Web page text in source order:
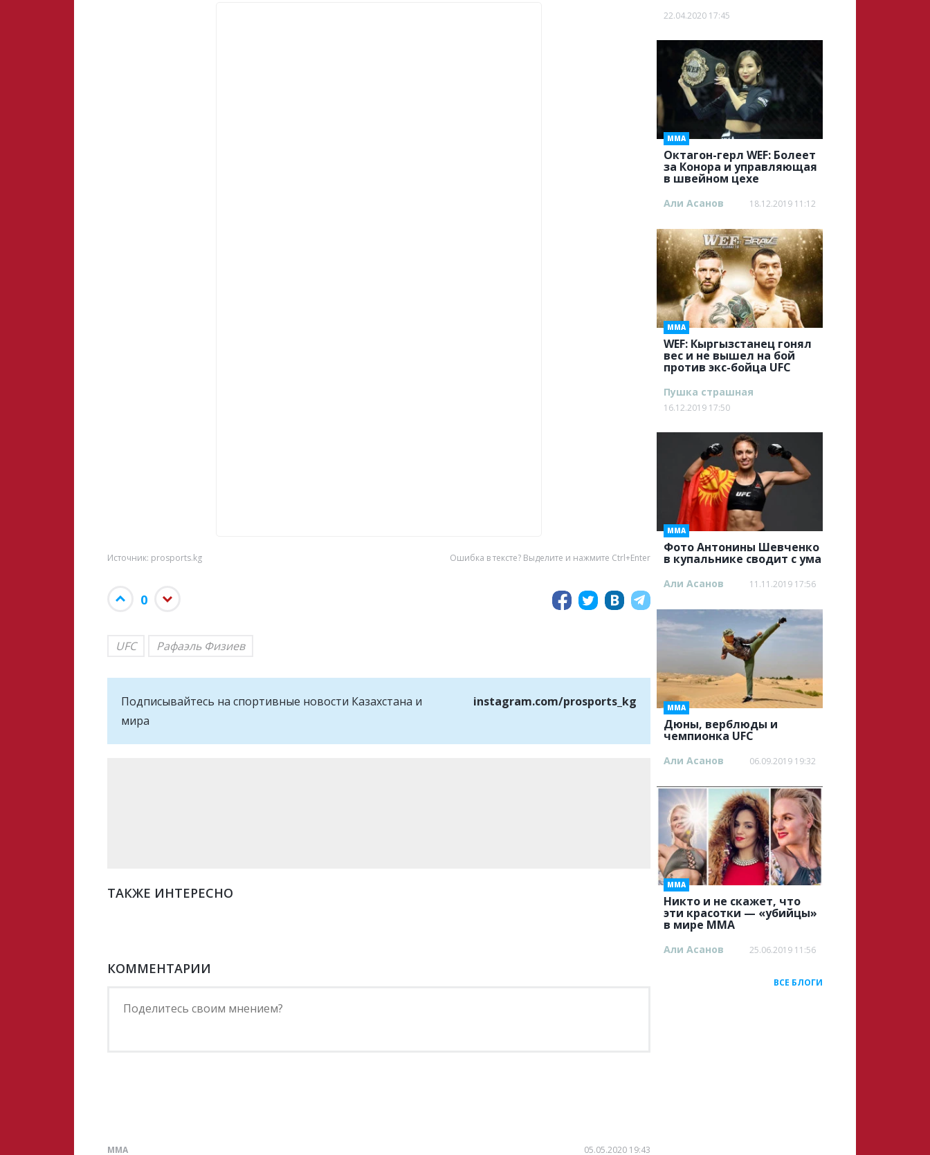
Источник: prosports.kg Ошибка в тексте? Выделите и нажмите Ctrl+Enter
0
UFC Рафаэль Физиев
Подписывайтесь на cпортивные новости Казахстана и
мира
instagram.com/prosports_kg
ТАКЖЕ ИНТЕРЕСНО
КОММЕНТАРИИ
22.04.2020 17:45
Октагон-герл WEF: Болеет
за Конора и управляющая
в швейном цехе
ММА
Али Асанов 18.12.2019 11:12
WEF: Кыргызстанец гонял
вес и не вышел на бой
против экс-бойца UFC
ММА
Пушка страшная
16.12.2019 17:50
Фото Антонины Шевченко
в купальнике сводит с ума
ММА
Али Асанов 11.11.2019 17:56
Дюны, верблюды и
чемпионка UFC
ММА
Али Асанов 06.09.2019 19:32
Никто и не скажет, что
эти красотки — «убийцы»
в мире ММА
ММА
Али Асанов 25.06.2019 11:56
ВСЕ БЛОГИ
ММА 05.05.2020 19:43